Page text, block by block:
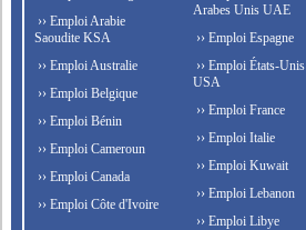
›› Emploi Arabie
Saoudite KSA
›› Emploi Australie
›› Emploi Belgique
›› Emploi Bénin
›› Emploi Cameroun
›› Emploi Canada
›› Emploi Côte d'Ivoire
Arabes Unis UAE
›› Emploi Espagne
›› Emploi États-Unis
USA
›› Emploi France
›› Emploi Italie
›› Emploi Kuwait
›› Emploi Lebanon
›› Emploi Libye